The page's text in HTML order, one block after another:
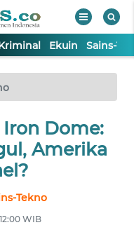
Ekuin Sains-
Dome:
Amerika
Tekno
WIB